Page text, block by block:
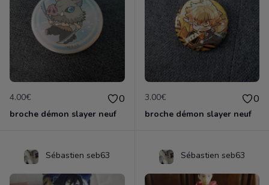
4.00€ 0
broche démon slayer neuf
3.00€ 0
broche démon slayer neuf
Sébastien seb63 Sébastien seb63